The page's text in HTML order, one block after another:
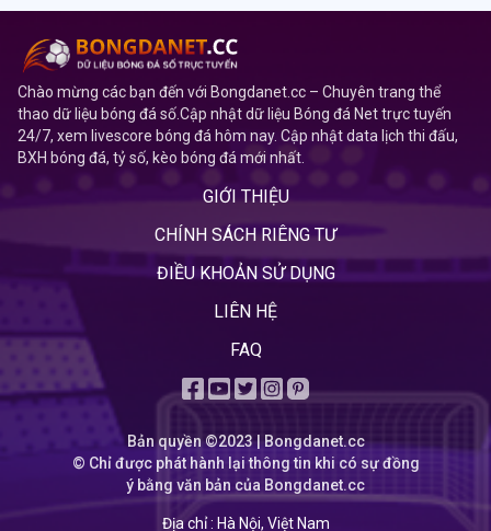
Chào mừng các bạn đến với Bongdanet.cc – Chuyên trang thể
thao dữ liệu bóng đá số.Cập nhật dữ liệu Bóng đá Net trực tuyến
24/7, xem livescore bóng đá hôm nay. Cập nhật data lịch thi đấu,
BXH bóng đá, tỷ số, kèo bóng đá mới nhất.
GIỚI THIỆU
CHÍNH SÁCH RIÊNG TƯ
ĐIỀU KHOẢN SỬ DỤNG
LIÊN HỆ
FAQ
Bản quyền ©2023 | Bongdanet.cc
© Chỉ được phát hành lại thông tin khi có sự đồng
ý bằng văn bản của Bongdanet.cc
Địa chỉ : Hà Nội, Việt Nam